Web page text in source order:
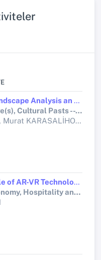
Multi-Criteria Landscape Analysis an Evaluation to Increase the Visibility of Archaeological Areas in Türkiye-Kastamonu City Centre
Istanbul: Heritage(s), Cultural Pasts -- Urban Futures, UNESCO World Heritage Site, Isik University
, Murat KARASALİHOĞLU, Adnan UZUN
Exploring the Role of AR-VR Technologies in Service Quality: A Qualitative Study of Tourist Guides
Journal of Gastronomy, Hospitality and Travel